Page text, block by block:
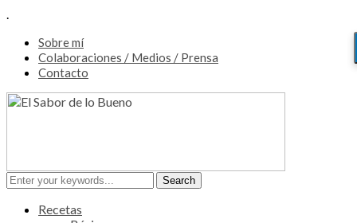
.
Sobre mí
Colaboraciones / Medios / Prensa
Contacto
Recetas